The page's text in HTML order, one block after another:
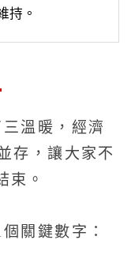
持。
溫暖，經濟
存，讓大家不
束。
關鍵數字：